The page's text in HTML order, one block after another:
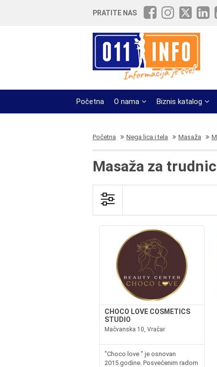
PRATITE NAS
Početna O nama Biznis katalog
Početna Nega lica i tela Masaža
Masaža za
CHOCO LOVE COSMETICS
STUDIO
Mačvanska 10, Vračar
"Choco love " je osnovan
2015.godine. Posvećenim radom